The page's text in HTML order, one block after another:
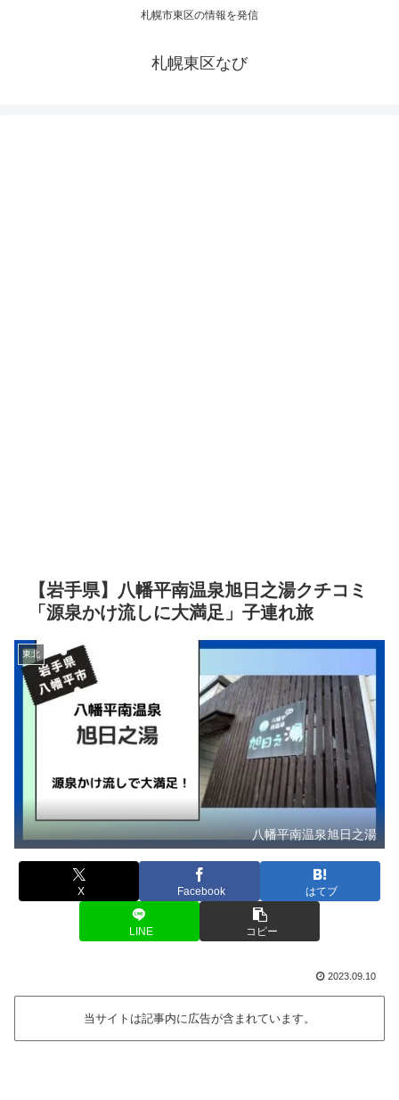
札幌市東区の情報を発信
札幌東区なび
【岩手県】八幡平南温泉旭日之湯クチコミ
「源泉かけ流しに大満足」子連れ旅
東北
八幡平南温泉旭日之湯
X Facebook はてブ
LINE コピー
2023.09.10
当サイトは記事内に広告が含まれています。